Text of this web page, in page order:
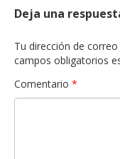
Deja una
Tu dirección de
campos obligatorios
Comentario *